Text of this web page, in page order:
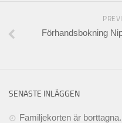
Förhandsbokning
SENASTE INLÄGGEN
Familjekorten är borttagna.